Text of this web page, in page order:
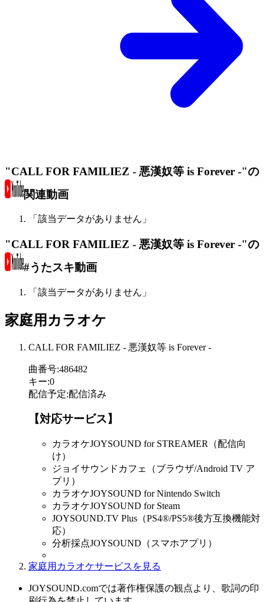
"CALL FOR FAMILIEZ - 悪漢奴等 is Forever -"の
関連動画
「該当データがありません」
"CALL FOR FAMILIEZ - 悪漢奴等 is Forever -"の
#うたスキ動画
「該当データがありません」
家庭用カラオケ
CALL FOR FAMILIEZ - 悪漢奴等 is Forever -
曲番号:486482
キー:0
配信予定:配信済み
【対応サービス】
カラオケJOYSOUND for STREAMER（配信向
け）
ジョイサウンドカフェ（ブラウザ/Android TV ア
プリ）
カラオケJOYSOUND for Nintendo Switch
カラオケJOYSOUND for Steam
JOYSOUND.TV Plus（PS4®/PS5®後方互換機能対
応）
分析採点JOYSOUND（スマホアプリ）
家庭用カラオケサービスを見る
JOYSOUND.comでは著作権保護の観点より、歌詞の印